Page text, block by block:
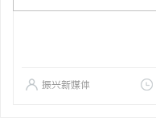
振兴新媒体